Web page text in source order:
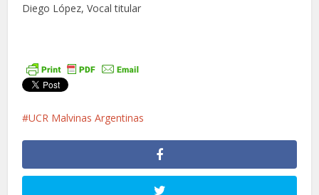
Diego López, Vocal titular
UCR Malvinas Argentinas